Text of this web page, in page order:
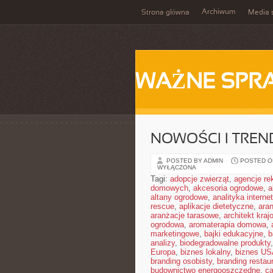
Strona główna Archiwum Media
WAŻNE
NOWOŚCI I
POSTED BY ADMIN POSTED
WYŁĄCZONA
Tagi: adopcje zwierząt, agencje
domowych, akcesoria ogrodowe,
altany ogrodowe, analityka
rescue, aplikacje dietetyczne,
aranżacje tarasowe, architekt
ogrodowa, aromaterapia domowa,
marketingowe, bajki edukacyjne,
analizy, biodegradowalne produkty,
Europa, biznes lokalny, biznes
branding osobisty, branding
budownictwo energooszczędne,